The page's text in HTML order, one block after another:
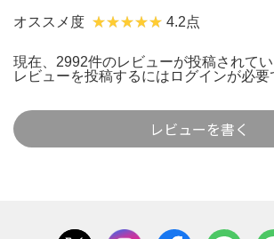
オススメ度 4.2点
現在、2992件のレビューが投稿されてい
レビューを投稿するには ログインが必要
レビューを書く